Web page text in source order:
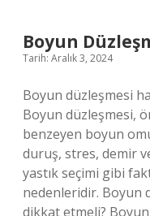
Boyun
Tarih: Aralık 3, 2024
Boyun düzleşmesi
Boyun düzleşmesi,
benzeyen boyun
duruş, stres, demir
yastık seçimi gibi
nedenleridir. Boyun
dikkat etmeli?